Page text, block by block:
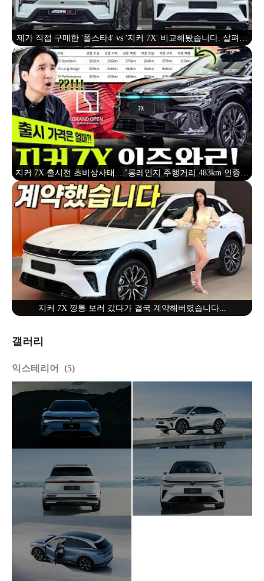
제가 직접 구매한 '폴스타4' vs '지커 7X' 비교해봤습니다. 살펴보
니 꽤 많이 다르네요...
지커 7X 출시전 초비상사태...."롱레인지 주행거리 483km 인증완
료" 가격은??
지커 7X 깡통 보러 갔다가 결국 계약해버렸습니다...
갤러리
익스테리어 5